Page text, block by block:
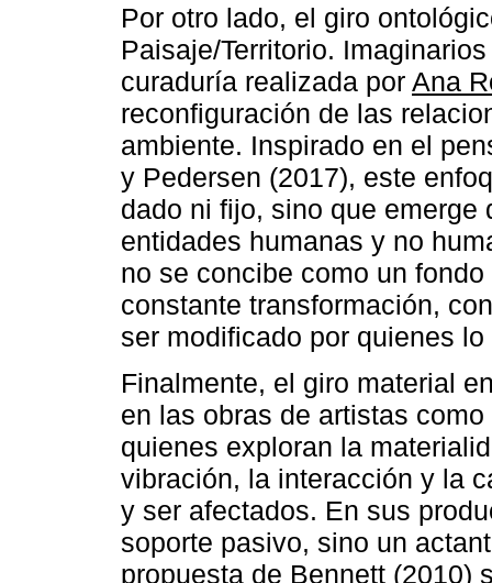
Por otro lado, el giro
Paisaje/Territorio.
curaduría realizada por Ana
reconfiguración de las
ambiente. Inspirado en el
y Pedersen (2017), este
dado ni fijo, sino que
entidades humanas y no
no se concibe como un
constante transformación,
ser modificado por quienes
Finalmente, el giro material
en las obras de artistas
quienes exploran la
vibración, la interacción y la
y ser afectados. En sus
soporte pasivo, sino un
propuesta de Bennett (2010)